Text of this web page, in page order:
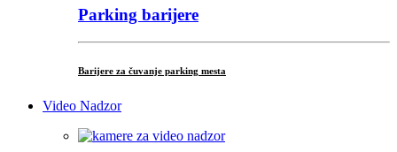
Parking barijere
Barijere za čuvanje parking mesta
Video Nadzor